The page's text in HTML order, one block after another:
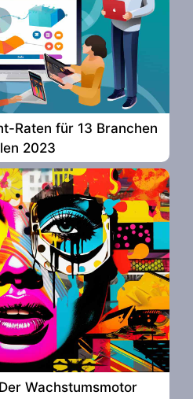
Raten für 13 Branchen
2023
Wachstumsmotor